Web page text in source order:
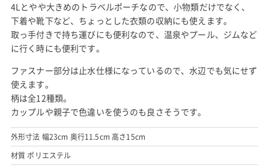
4Lとやや大きめのトラベルポーチなので、小物類だけでなく、
下着や靴下など、ちょっとした衣類の収納にも使えます。
取っ手付きで持ち運びにも便利なので、温泉やプール、ジムなど
に行く時にも便利です。
ファスナー部分は止水仕様になっているので、水辺でも気にせず
使えます。
柄は全12種類。
カップルや親子で色違いを使うのも良さそうです。
外形寸法 幅23cm 奥行11.5cm 高さ15cm
材質 ポリエステル